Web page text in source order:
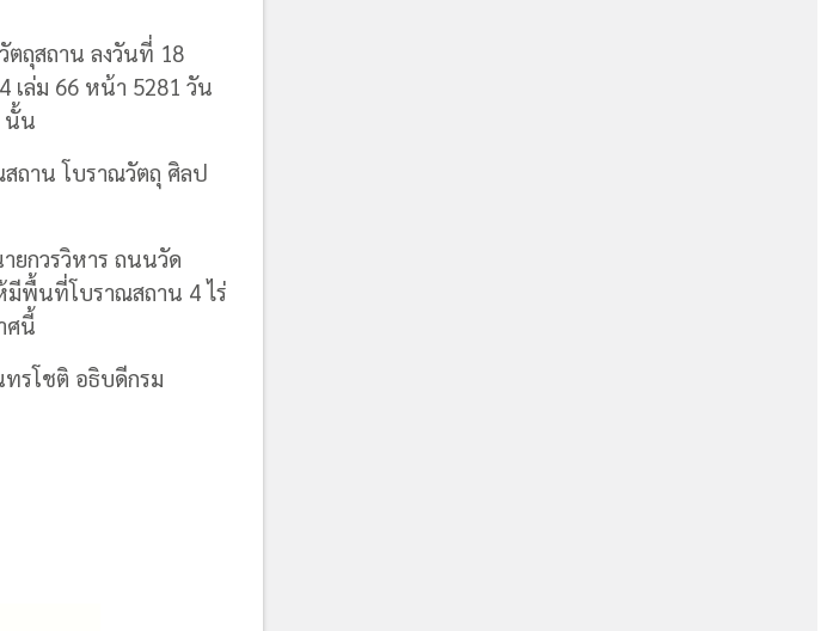
ตถุสถาน ลงวันที่ 18
เล่ม 66 หน้า 5281 วัน
นั้น
ถาน โบราณวัตถุ ศิลป
ยกวรวิหาร ถนนวัด
พื้นที่โบราณสถาน 4 ไร่
ศนี้
รโชติ อธิบดีกรม